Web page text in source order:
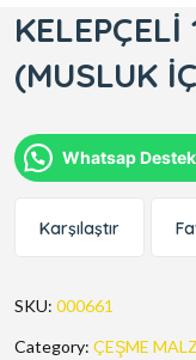
(MUSLUK
Whatsap Destek
Karşılaştır
SKU: 000661
Category: ÇEŞME